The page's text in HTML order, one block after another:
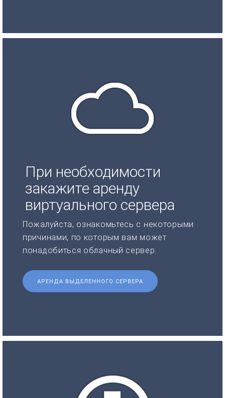
При необходимости
закажите аренду
виртуального сервера
Пожалуйста, ознакомьтесь с некоторыми
причинами, по которым вам может
понадобиться облачный сервер.
АРЕНДА ВЫДЕЛЕННОГО СЕРВЕРА